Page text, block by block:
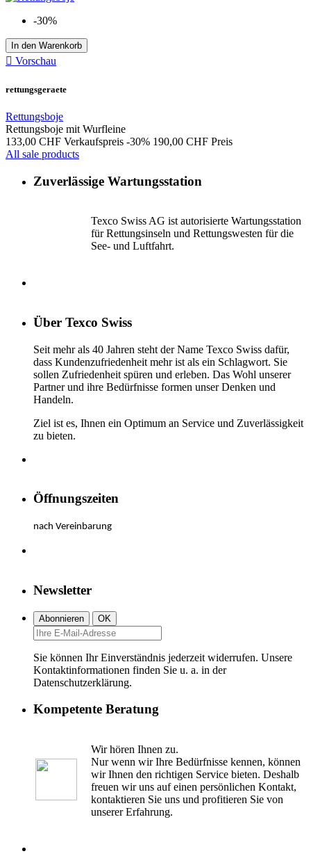
-30%
In den Warenkorb
 Vorschau
rettungsgeraete
Rettungsboje
Rettungsboje mit Wurfleine
133,00 CHF Verkaufspreis -30% 190,00 CHF Preis
All sale products
Zuverlässige Wartungsstation
Texco Swiss AG ist autorisierte Wartungsstation
für Rettungsinseln und Rettungswesten für die
See- und Luftfahrt.
Über Texco Swiss
Seit mehr als 40 Jahren steht der Name Texco Swiss dafür,
dass Kundenzufriedenheit mehr ist als ein Schlagwort. Sie
sollen Zufriedenheit spüren und erleben. Das Wohl unserer
Partner und ihre Bedürfnisse formen unser Denken und
Handeln.
Ziel ist es, Ihnen ein Optimum an Service und Zuverlässigkeit
zu bieten.
Öffnungszeiten
nach Vereinbarung
Newsletter
Sie können Ihr Einverständnis jederzeit widerrufen. Unsere
Kontaktinformationen finden Sie u. a. in der
Datenschutzerklärung.
Kompetente Beratung
Wir hören Ihnen zu.
Nur wenn wir Ihre Bedürfnisse kennen, können
wir Ihnen den richtigen Service bieten. Deshalb
freuen wir uns auf einen persönlichen Kontakt,
kontaktieren Sie uns und profitieren Sie von
unserer Erfahrung.